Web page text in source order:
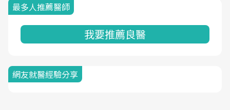
最多人推薦醫師
我要推薦良醫
網友就醫經驗分享